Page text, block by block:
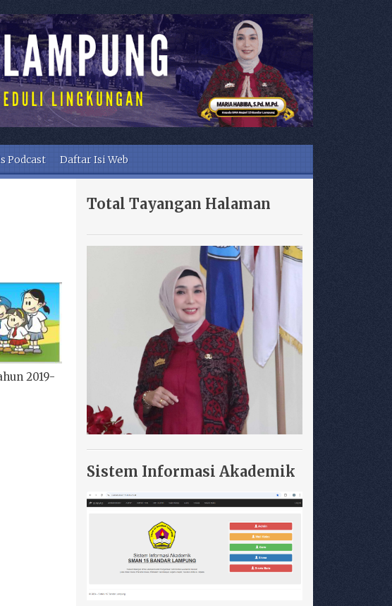
Podcast Daftar Isi Web
2019-
Total Tayangan Halaman
Sistem Informasi Akademik